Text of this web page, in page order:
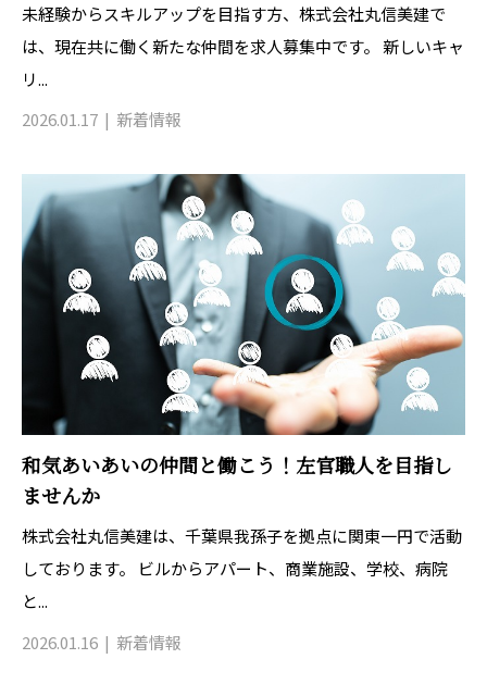
未経験からスキルアップを目指す方、株式会社丸信美建で
は、現在共に働く新たな仲間を求人募集中です。 新しいキャ
リ...
2026.01.17
新着情報
和気あいあいの仲間と働こう！左官職人を目指し
ませんか
株式会社丸信美建は、千葉県我孫子を拠点に関東一円で活動
しております。 ビルからアパート、商業施設、学校、病院
と...
2026.01.16
新着情報